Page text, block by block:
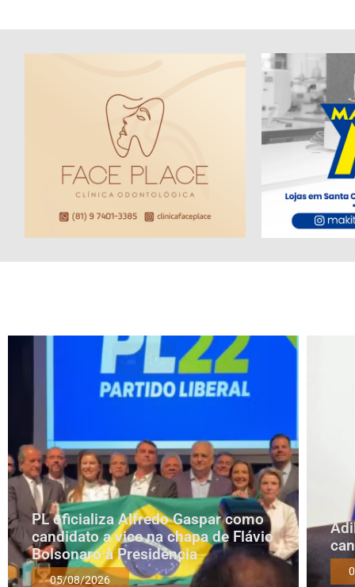
PL oficializa Alfredo Gaspar como
candidato a vice na chapa de Flávio
Bolsonaro à Presidência
05/08/2026